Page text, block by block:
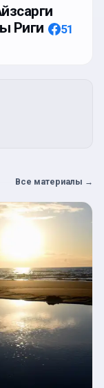
Риги
51
Все материалы →